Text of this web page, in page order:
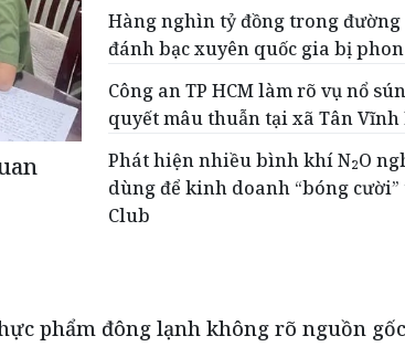
Hàng nghìn tỷ đồng trong đường
đánh bạc xuyên quốc gia bị
Công an TP HCM làm rõ vụ nổ
quyết mâu thuẫn tại xã Tân Vĩnh
Phát hiện nhiều bình khí N₂O
dùng để kinh doanh “bóng cười”
Club
phẩm đông lạnh không rõ nguồn gốc